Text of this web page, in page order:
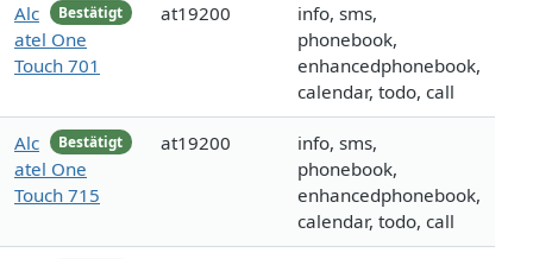
Bestätigt
Alc
atel One
Touch 701
at19200
info, sms,
phonebook,
enhancedphonebook,
calendar, todo, call
Bestätigt
Alc
atel One
Touch 715
at19200
info, sms,
phonebook,
enhancedphonebook,
calendar, todo, call